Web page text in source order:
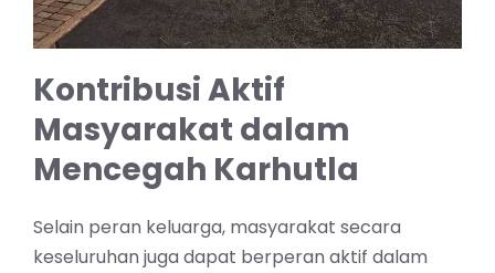
Kontribusi Aktif
Masyarakat dalam
Mencegah Karhutla
Selain peran keluarga, masyarakat secara
keseluruhan juga dapat berperan aktif dalam